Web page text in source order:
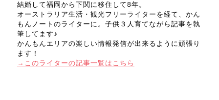
結婚して福岡から下関に移住して8年。
オーストラリア生活・観光フリーライターを経て、かん
もんノートのライターに。子供３人育てながら記事を執
筆してます♪
かんもんエリアの楽しい情報発信が出来るように頑張り
ます！
→このライターの記事一覧はこちら